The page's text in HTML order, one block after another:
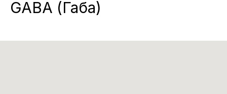
GABA (Габа)